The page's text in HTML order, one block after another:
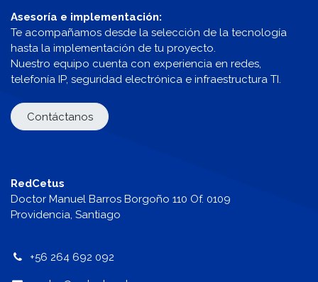
Asesoría e implementación:
Te acompañamos desde la selección de la tecnología
hasta la implementación de tu proyecto.
Nuestro equipo cuenta con experiencia en redes,
telefonía IP, seguridad electrónica e infraestructura TI.
Contáctanos
RedCetus
Doctor Manuel Barros Borgoño 110 Of. 0109
Providencia, Santiago
+56 264 692 092